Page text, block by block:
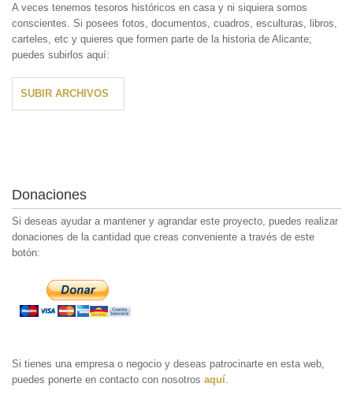
A veces tenemos tesoros históricos en casa y ni siquiera somos
conscientes. Si posees fotos, documentos, cuadros, esculturas, libros,
carteles, etc y quieres que formen parte de la historia de Alicante;
puedes subirlos aquí:
SUBIR ARCHIVOS
Donaciones
Si deseas ayudar a mantener y agrandar este proyecto, puedes realizar
donaciones de la cantidad que creas conveniente a través de este
botón:
Si tienes una empresa o negocio y deseas patrocinarte en esta web,
puedes ponerte en contacto con nosotros aquí